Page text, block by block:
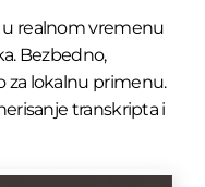
u realnom vremenu
Bezbedno,
za lokalnu primenu.
transkripta i